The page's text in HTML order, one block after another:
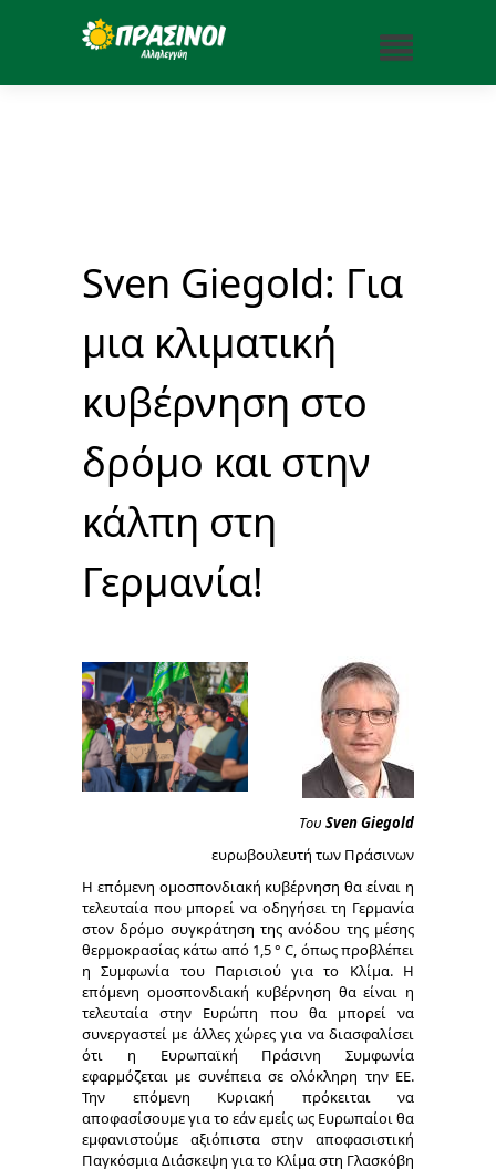
Sven Giegold: Για
μια κλιματική
κυβέρνηση στο
δρόμο και στην
κάλπη στη
Γερμανία!
Του Sven Giegold
ευρωβουλευτή των Πράσινων
H επόμενη ομοσπονδιακή κυβέρνηση θα είναι η
τελευταία που μπορεί να οδηγήσει τη Γερμανία
στον δρόμο συγκράτηση της ανόδου της μέσης
θερμοκρασίας κάτω από 1,5 ° C, όπως προβλέπει
η Συμφωνία του Παρισιού για το Κλίμα. Η
επόμενη ομοσπονδιακή κυβέρνηση θα είναι η
τελευταία στην Ευρώπη που θα μπορεί να
συνεργαστεί με άλλες χώρες για να διασφαλίσει
ότι η Ευρωπαϊκή Πράσινη Συμφωνία
εφαρμόζεται με συνέπεια σε ολόκληρη την ΕΕ.
Την επόμενη Κυριακή πρόκειται να
αποφασίσουμε για το εάν εμείς ως Ευρωπαίοι θα
εμφανιστούμε αξιόπιστα στην αποφασιστική
Παγκόσμια Διάσκεψη για το Κλίμα στη Γλασκόβη